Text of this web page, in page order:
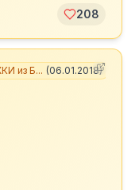
208
из Б... (06.01.2018)